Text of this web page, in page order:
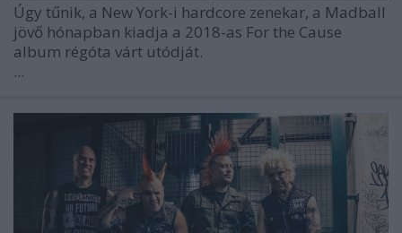
Úgy tűnik, a New York-i hardcore zenekar, a Madball
jövő hónapban kiadja a 2018-as For the Cause
album régóta várt utódját.
...